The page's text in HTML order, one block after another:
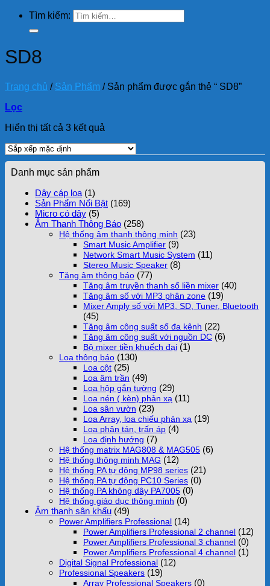
Tìm kiếm:
SD8
Trang chủ / Sản Phẩm / Sản phẩm được gắn thẻ “ SD8”
Lọc
Hiển thị tất cả 3 kết quả
Danh mục sản phẩm
Dây cáp loa (1)
Sản Phẩm Nổi Bật (169)
Micro có dây (5)
Âm Thanh Thông Báo (258)
Hệ thống âm thanh thông minh (23)
Smart Music Amplifier (9)
Network Smart Music System (11)
Stereo Music Speaker (8)
Tăng âm thông báo (77)
Tăng âm truyền thanh số liền mixer (40)
Tăng âm số với MP3 phân zone (19)
Mixer Amply số với MP3, SD, Tuner, Bluetooth
(45)
Tăng âm công suất số đa kênh (22)
Tăng âm công suất với nguồn DC (6)
Bộ mixer tiền khuếch đại (1)
Loa thông báo (130)
Loa cột (25)
Loa âm trần (49)
Loa hộp gắn tường (29)
Loa nén ( kèn) phản xạ (11)
Loa sân vườn (23)
Loa Array, loa chiếu phản xạ (19)
Loa phân tán, trấn áp (4)
Loa định hướng (7)
Hệ thống matrix MAG808 & MAG505 (6)
Hệ thống thông minh MAG (12)
Hệ thống PA tự động MP98 series (21)
Hệ thống PA tự động PC10 Series (0)
Hệ thống PA không dây PA7005 (0)
Hệ thống giáo dục thông minh (0)
Âm thanh sân khấu (49)
Power Amplifiers Professional (14)
Power Amplifiers Professional 2 channel (12)
Power Amplifiers Professional 3 channel (0)
Power Amplifiers Professional 4 channel (1)
Digital Signal Professional (12)
Professional Speakers (19)
Array Professional Speakers (0)